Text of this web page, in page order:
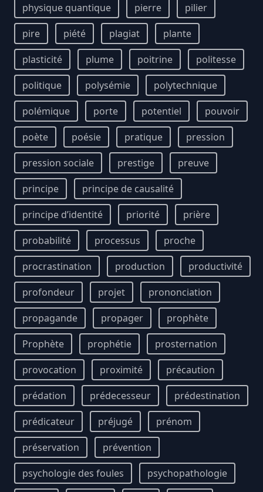
physique quantique
pierre
pilier
pire
piété plagiat
plante
plasticité
plume poitrine
politesse
politique
polysémie
polytechnique
polémique
porte potentiel
pouvoir
poète
poésie pratique
pression
pression sociale
prestige
preuve
principe
principe de causalité
principe d’identité
priorité
prière
probabilité
processus
proche
procrastination
production
productivité
profondeur
projet
prononciation
propagande
propager
prophète
Prophète
prophétie
prosternation
provocation
proximité
précaution
prédation
prédecesseur
prédestination
prédicateur
préjugé
prénom
préservation
prévention
psychologie des foules
psychopathologie